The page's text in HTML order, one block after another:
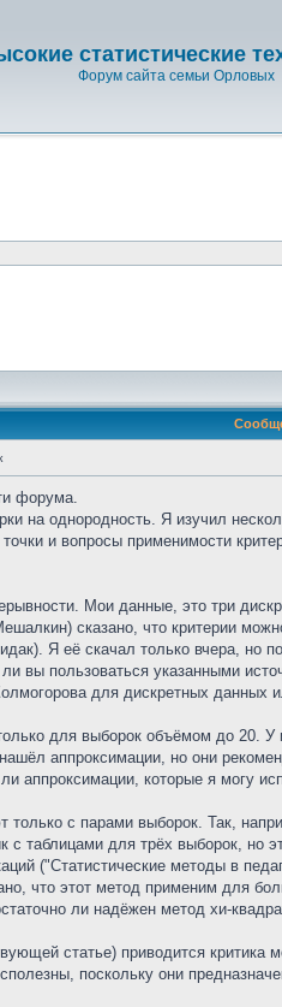
статистические
Форум сайта семьи Орловых
форума.
на однородность. Я изучил
и вопросы применимости
Мои данные, это три
сказано, что критерии
Я её скачал только вчера, но
вы пользоваться указанными
для дискретных данных
для выборок объёмом до 20.
аппроксимации, но они
аппроксимации, которые я могу
с парами выборок. Так,
таблицами для трёх выборок, но
("Статистические методы в
что этот метод применим для
ли надёжен метод хи-
статье) приводится
поскольку они